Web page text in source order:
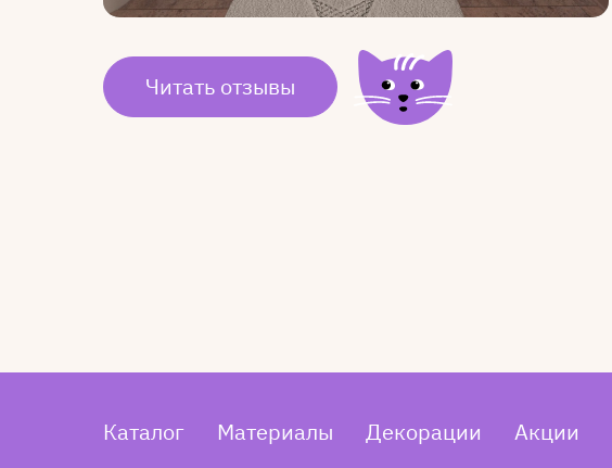
Читать отзывы
Каталог Материалы Декорации Акции